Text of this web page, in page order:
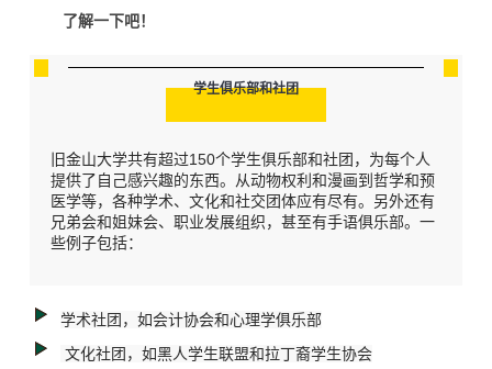
了解一下吧！
学生俱乐部和社团
旧金山大学共有超过150个学生俱乐部和社团，为每个人
提供了自己感兴趣的东西。从动物权利和漫画到哲学和预
医学等，各种学术、文化和社交团体应有尽有。另外还有
兄弟会和姐妹会、职业发展组织，甚至有手语俱乐部。 一
些例子包括：
学术社团，如会计协会和心理学俱乐部
文化社团，如黑人学生联盟和拉丁裔学生协会